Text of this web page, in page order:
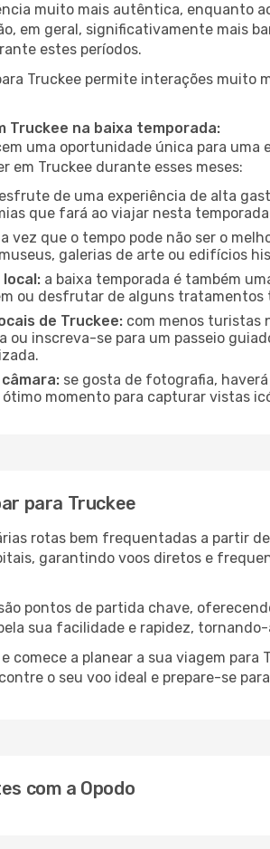
muito mais autêntica, enquanto
em geral, significativamente mais
estes períodos.
Truckee permite interações muito
Truckee na baixa temporada:
uma oportunidade única para
em Truckee durante esses meses:
de uma experiência de alta
que fará ao viajar nesta
vez que o tempo pode não ser o
galerias de arte ou edifícios
a baixa temporada é também
ou desfrutar de alguns tratamentos
de Truckee: com menos turistas
ou inscreva-se para um passeio
se gosta de fotografia,
momento para capturar vistas
para Truckee
rotas bem frequentadas a partir
garantindo voos diretos e
pontos de partida chave,
sua facilidade e rapidez,
comece a planear a sua viagem
o seu voo ideal e prepare-se
com a Opodo